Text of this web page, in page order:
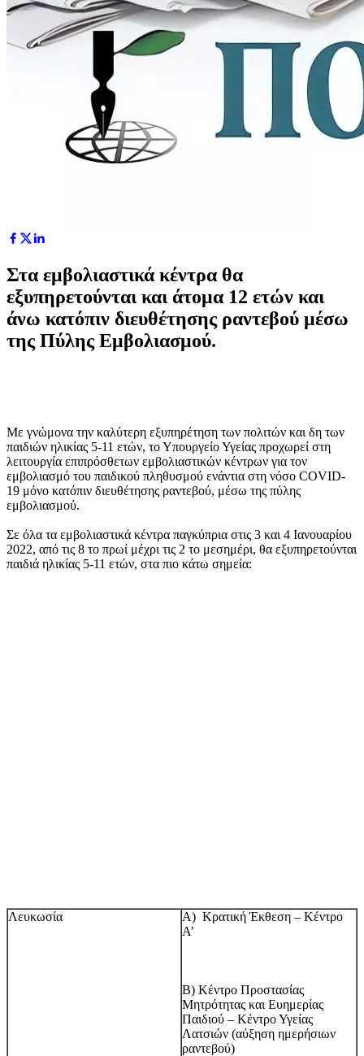
Στα εμβολιαστικά κέντρα θα
εξυπηρετούνται και άτομα 12 ετών και
άνω κατόπιν διευθέτησης ραντεβού μέσω
της Πύλης Εμβολιασμού.
Με γνώμονα την καλύτερη εξυπηρέτηση των πολιτών και δη των
παιδιών ηλικίας 5-11 ετών, το Υπουργείο Υγείας προχωρεί στη
λειτουργία επιπρόσθετων εμβολιαστικών κέντρων για τον
εμβολιασμό του παιδικού πληθυσμού ενάντια στη νόσο COVID-
19 μόνο κατόπιν διευθέτησης ραντεβού, μέσω της πύλης
εμβολιασμού.
Σε όλα τα εμβολιαστικά κέντρα παγκύπρια στις 3 και 4 Ιανουαρίου
2022, από τις 8 το πρωί μέχρι τις 2 το μεσημέρι, θα εξυπηρετούνται
παιδιά ηλικίας 5-11 ετών, στα πιο κάτω σημεία:
Λευκωσία
Α) Κρατική Έκθεση – Κέντρο
Α’
Β) Κέντρο Προστασίας
Μητρότητας και Ευημερίας
Παιδιού – Κέντρο Υγείας
Λατσιών (αύξηση ημερήσιων
ραντεβού)